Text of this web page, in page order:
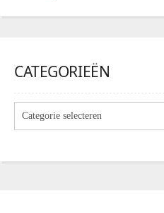
CATEGORIEËN